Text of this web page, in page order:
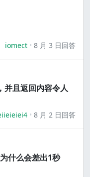
iomect 8 月 3 日回答
并且返回内容令人
8 月 2 日回答
什么会差出1秒